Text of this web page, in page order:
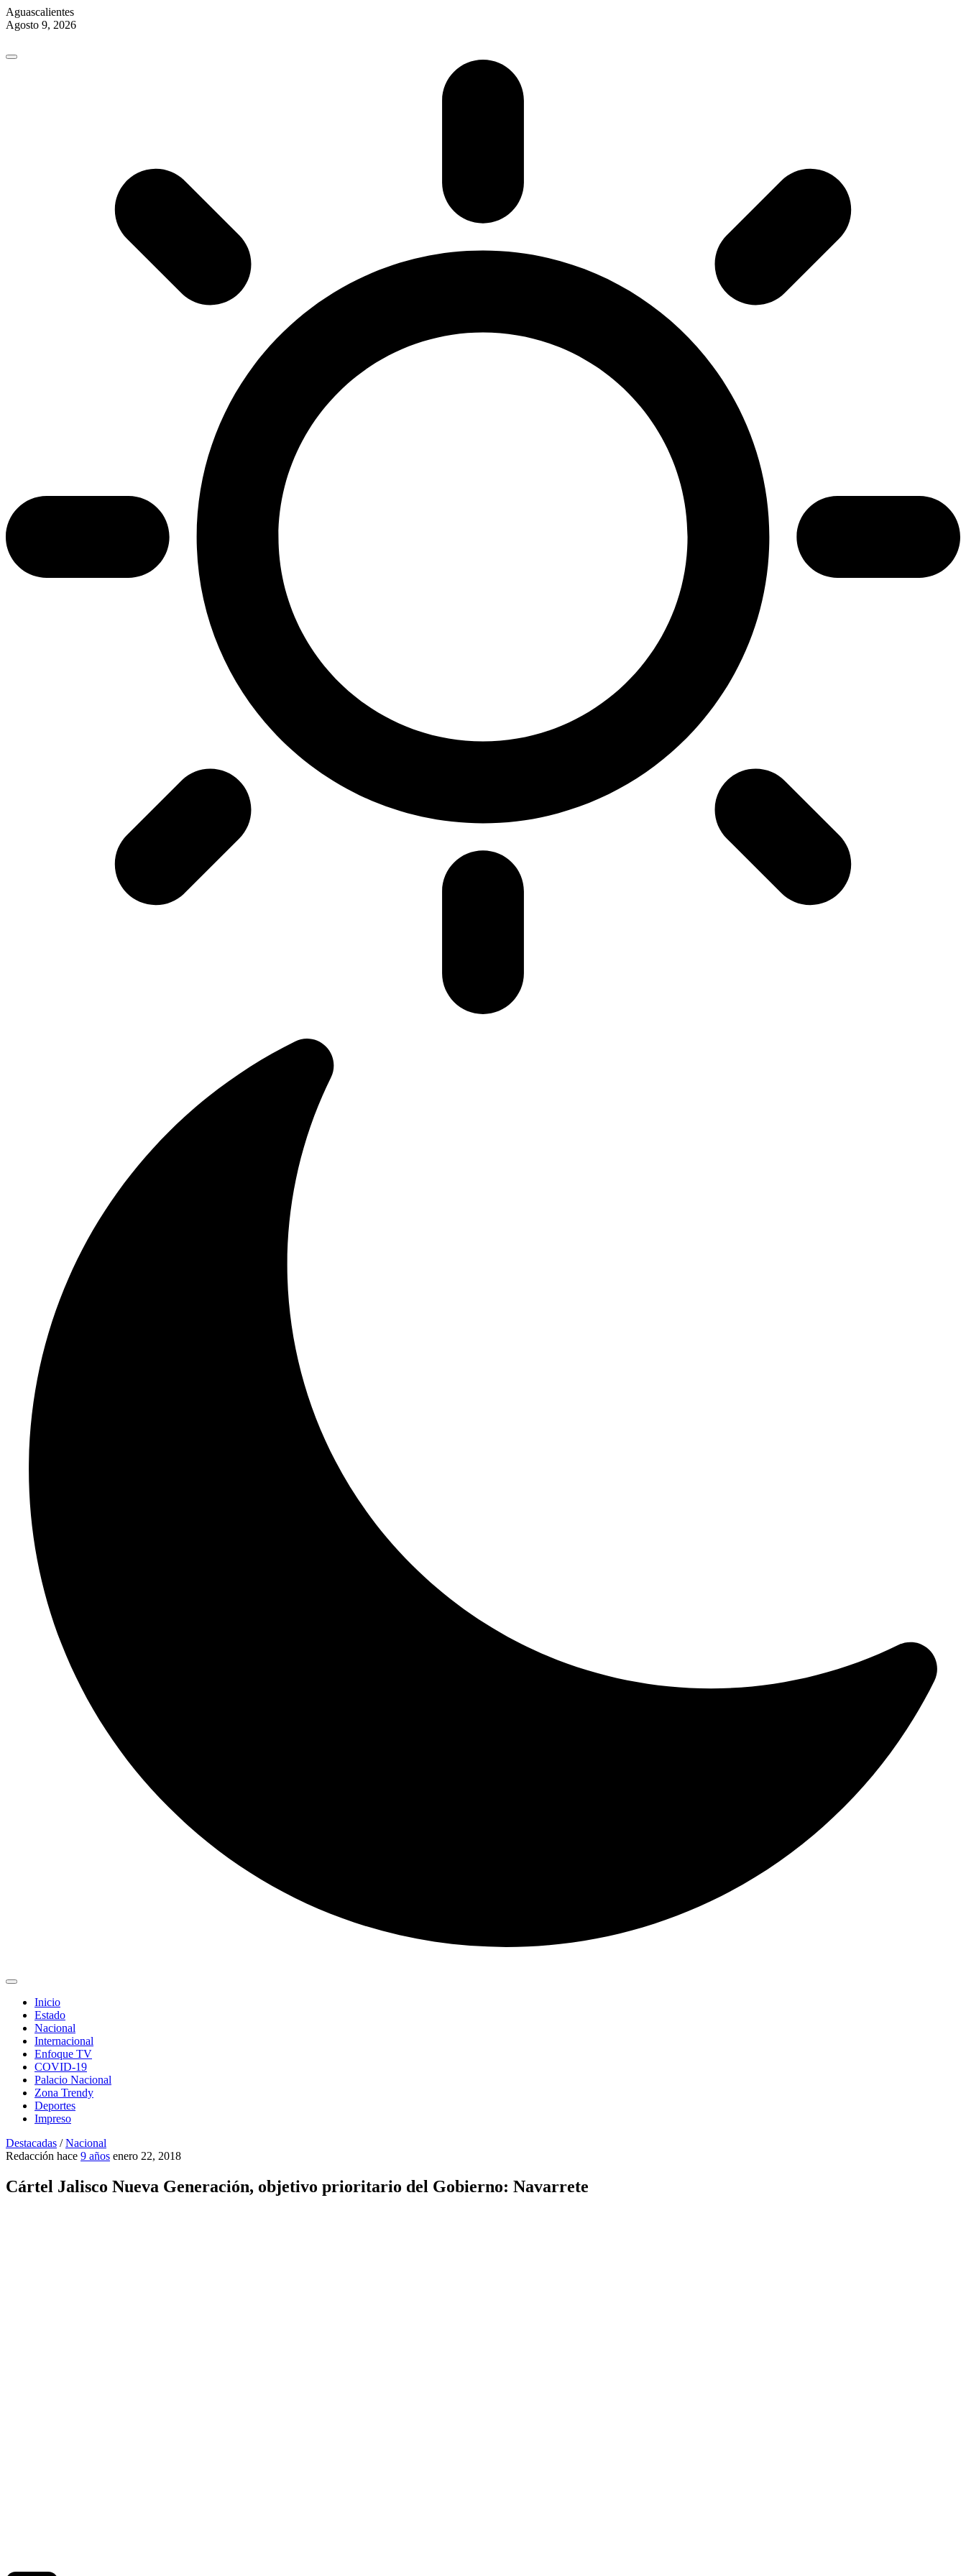
Aguascalientes
Agosto 9, 2026
content
Inicio
Estado
Nacional
Internacional
Enfoque TV
COVID-19
Palacio Nacional
Zona Trendy
Deportes
Impreso
Destacadas /Nacional
Redacción hace 9 años enero 22, 2018
Cártel Jalisco Nueva Generación, objetivo prioritario del Gobierno: Navarrete